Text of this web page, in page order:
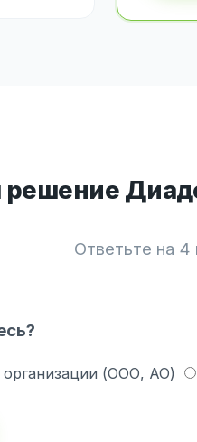
Ответьте на
организации (ООО, АО)